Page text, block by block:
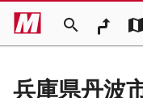
search map
兵庫県丹波